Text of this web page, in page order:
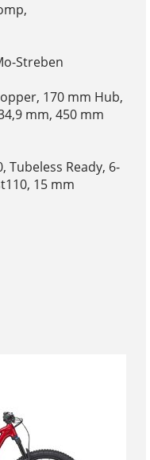
Streben
170 mm Hub,
mm, 450 mm
Tubeless Ready, 6-
15 mm